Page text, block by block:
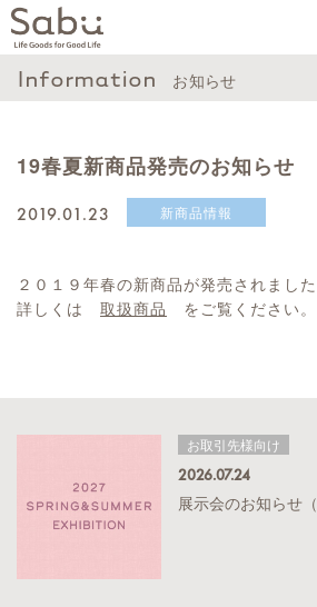
Information お知らせ
19春夏新商品発売のお知らせ
2019.01.23 新商品情報
２０１９年春の新商品が発売されました
詳しくは 取扱商品 をご覧ください。
お取引先様向け
2026.07.24
展示会のお知らせ（